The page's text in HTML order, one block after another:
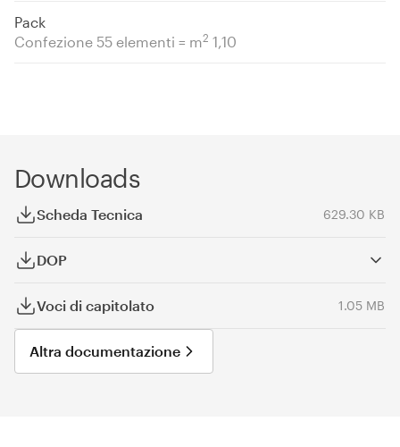
Pack
Confezione 55 elementi = m2 1,10
Downloads
Scheda Tecnica 629.30 KB
DOP
Voci di capitolato 1.05 MB
Altra documentazione